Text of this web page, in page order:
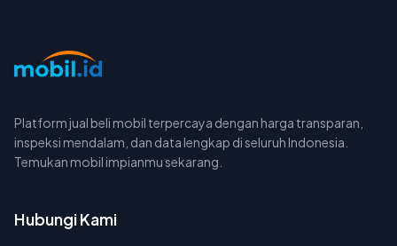
Platform jual beli mobil terpercaya dengan harga transparan,
inspeksi mendalam, dan data lengkap di seluruh Indonesia.
Temukan mobil impianmu sekarang.
Hubungi Kami